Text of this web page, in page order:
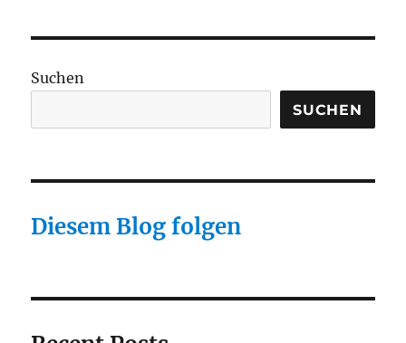
Suchen
SUCHEN
Diesem Blog folgen